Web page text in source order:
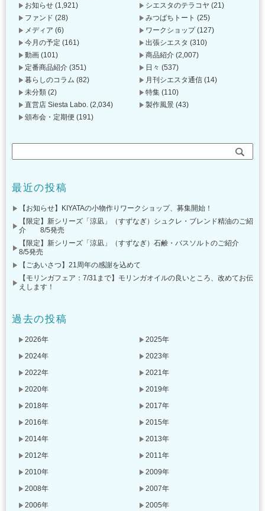
お知らせ (1,921) シエスタのテラコヤ (21)
ファンド (28) みつばちトート (25)
メディア (6) ワークショップ(127)
今月の予定 (161) 出張シエスタ (310)
動画 (101) 商品紹介 (2,007)
定番商品紹介 (351) 日々 (537)
暮らしのコラム (82) 月刊シエスタ通信 (14)
未分類 (2) 特集 (110)
直営店 Siesta Labo. (2,034) 製作風景 (43)
頒布会・定期便 (191)
最近の投稿
【お知らせ】KIYATAの小物作りワークショップ、募集開始！
【限定】新シリーズ「涼凪」（すずなぎ）シュクレ・ブレンド精油のご紹
介 8/5発売
【限定】新シリーズ「涼凪」（すずなぎ）石鹸・バスソルトのご紹介
8/5発売
【ごあいさつ】21周年の感謝を込めて
【モリンガフェア：7/31まで】モリンガオイルの良いところ、改めてお伝
えします！
過去の投稿
2026年
2025年
2024年
2023年
2022年
2021年
2020年
2019年
2018年
2017年
2016年
2015年
2014年
2013年
2012年
2011年
2010年
2009年
2008年
2007年
2006年
2005年